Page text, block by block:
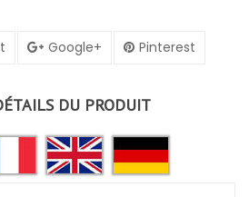
Google+ Pinterest
DU PRODUIT